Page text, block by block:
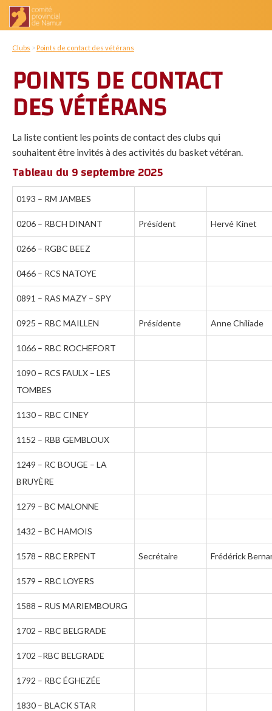
Clubs >Points de contact des vétérans
POINTS DE CONTACT
DES VÉTÉRANS
La liste contient les points de contact des clubs qui
souhaitent être invités à des activités du basket vétéran.
Tableau du 9 septembre 2025
0193 – RM JAMBES
0206 – RBCH DINANT Président Hervé Kinet
0266 – RGBC BEEZ
0466 – RCS NATOYE
0891 – RAS MAZY – SPY
0925 – RBC MAILLEN Présidente Anne Chiliade
1066 – RBC ROCHEFORT
1090 – RCS FAULX – LES
TOMBES
1130 – RBC CINEY
1152 – RBB GEMBLOUX
1249 – RC BOUGE – LA
BRUYÈRE
1279 – BC MALONNE
1432 – BC HAMOIS
1578 – RBC ERPENT Secrétaire Frédérick
1579 – RBC LOYERS
1588 – RUS MARIEMBOURG
1702 – RBC BELGRADE
1702 –RBC BELGRADE
1792 – RBC ÉGHEZÉE
1830 – BLACK STAR